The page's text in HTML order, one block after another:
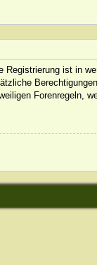
ist in
Forenregeln,